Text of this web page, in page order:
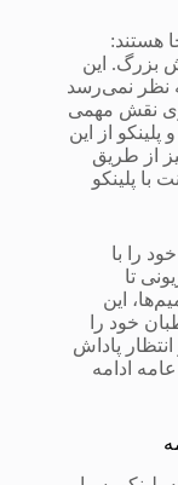
هستند:
بزرگ. این
نظر نمی‌رسد
نقش مهمی
از این
از طریق
با پلینکو
را با
تا
این
خود را
پاداش
ادامه